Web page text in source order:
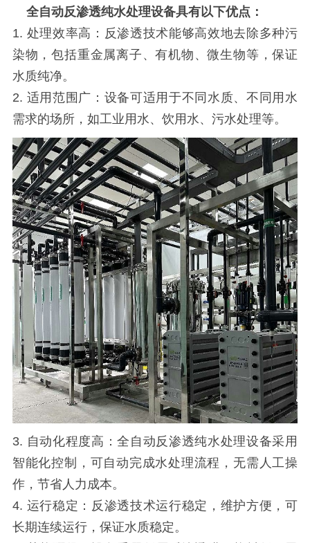
全自动反渗透纯水处理设备具有以下优点：
1. 处理效率高：反渗透技术能够高效地去除多种污
染物，包括重金属离子、有机物、微生物等，保证
水质纯净。
2. 适用范围广：设备可适用于不同水质、不同用水
需求的场所，如工业用水、饮用水、污水处理等。
3. 自动化程度高：全自动反渗透纯水处理设备采用
智能化控制，可自动完成水处理流程，无需人工操
作，节省人力成本。
4. 运行稳定：反渗透技术运行稳定，维护方便，可
长期连续运行，保证水质稳定。